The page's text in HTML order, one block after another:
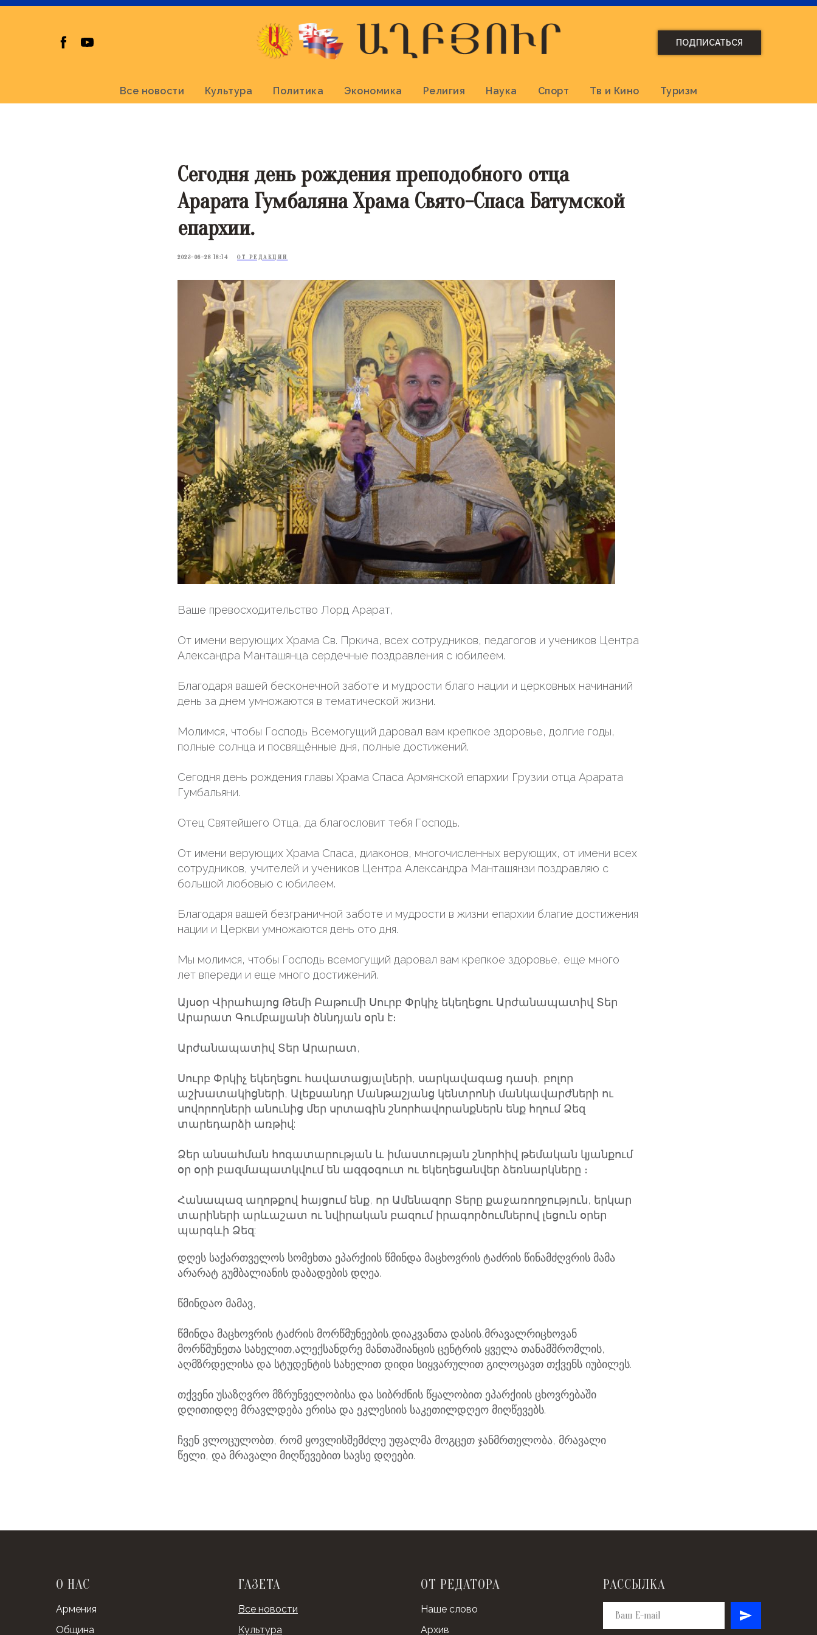
ПОДПИСАТЬСЯ
Все новости Культура Политика Экономика Религия Наука Спорт Тв и Кино Туризм
Сегодня день рождения преподобного отца
Арарата Гумбаляна Храма Свято-Спаса Батумской
епархии.
2023-06-28 18:14 ОТ РЕДАКЦИИ
Ваше превосходительство Лорд Арарат,
От имени верующих Храма Св. Пркича, всех сотрудников, педагогов и учеников Центра
Александра Манташянца сердечные поздравления с юбилеем.
Благодаря вашей бесконечной заботе и мудрости благо нации и церковных начинаний
день за днем умножаются в тематической жизни.
Молимся, чтобы Господь Всемогущий даровал вам крепкое здоровье, долгие годы,
полные солнца и посвящённые дня, полные достижений.
Сегодня день рождения главы Храма Спаса Армянской епархии Грузии отца Арарата
Гумбальяни.
Отец Святейшего Отца, да благословит тебя Господь.
От имени верующих Храма Спаса, диаконов, многочисленных верующих, от имени всех
сотрудников, учителей и учеников Центра Александра Манташянзи поздравляю с
большой любовью с юбилеем.
Благодаря вашей безграничной заботе и мудрости в жизни епархии благие достижения
нации и Церкви умножаются день ото дня.
Мы молимся, чтобы Господь всемогущий даровал вам крепкое здоровье, еще много
лет впереди и еще много достижений.
Այսօր Վիրահայոց Թեմի Բաթումի Սուրբ Փրկիչ եկեղեցու Արժանապատիվ Տեր
Արարատ Գումբալյանի ծննդյան օրն է։
Արժանապատիվ Տեր Արարատ,
Սուրբ Փրկիչ եկեղեցու հավատացյալների, սարկավագաց դասի, բոլոր
աշխատակիցների, Ալեքսանդր Մանթաշյանց կենտրոնի մանկավարժների ու
սովորողների անունից մեր սրտագին շնորհավորանքներն ենք հղում Ձեզ
տարեդարձի առթիվ:
Ձեր անսահման հոգատարության և իմաստության շնորհիվ թեմական կյանքում
օր օրի բազմապատկվում են ազգօգուտ ու եկեղեցանվեր ձեռնարկները ։
Հանապազ աղոթքով հայցում ենք, որ Ամենազոր Տերը քաջառողջություն, երկար
տարիների արևաշատ ու նվիրական բազում իրագործումներով լեցուն օրեր
պարգևի Ձեզ:
დღეს საქართველოს სომეხთა ეპარქიის წმინდა მაცხოვრის ტაძრის წინამძღვრის მამა
არარატ გუმბალიანის დაბადების დღეა.
წმინდაო მამავ,
წმინდა მაცხოვრის ტაძრის მორწმუნეების,დიაკვანთა დასის,მრავალრიცხოვან
მორწმუნეთა სახელით,ალექსანდრე მანთაშიანცის ცენტრის ყველა თანამშრომლის,
აღმზრდელისა და სტუდენტის სახელით დიდი სიყვარულით გილოცავთ თქვენს იუბილეს.
თქვენი უსაზღვრო მზრუნველობისა და სიბრძნის წყალობით ეპარქიის ცხოვრებაში
დღითიდღე მრავლდება ერისა და ეკლესიის საკეთილდღეო მიღწევებს.
ჩვენ ვლოცულობთ, რომ ყოვლისშემძლე უფალმა მოგცეთ ჯანმრთელობა, მრავალი
წელი, და მრავალი მიღწევებით სავსე დღეები.
О НАС
Армения
Община
ГАЗЕТА
Все новости
Культура
ОТ РЕДАТОРА
Наше слово
Архив
РАССЫЛКА